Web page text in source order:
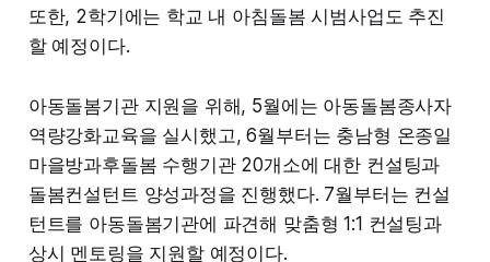
또한, 2학기에는 학교 내 아침돌봄 시범사업도 추진
할 예정이다.
아동돌봄기관 지원을 위해, 5월에는 아동돌봄종사자
역량강화교육을 실시했고, 6월부터는 충남형 온종일
마을방과후돌봄 수행기관 20개소에 대한 컨설팅과
돌봄컨설턴트 양성과정을 진행했다. 7월부터는 컨설
턴트를 아동돌봄기관에 파견해 맞춤형 1:1 컨설팅과
상시 멘토링을 지원할 예정이다.